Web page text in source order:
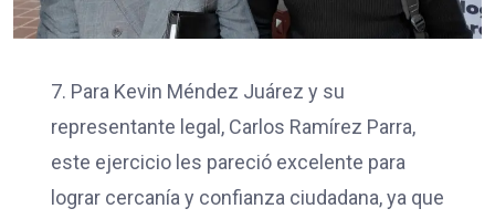
7. Para Kevin Méndez Juárez y su
representante legal, Carlos Ramírez Parra,
este ejercicio les pareció excelente para
lograr cercanía y confianza ciudadana, ya que